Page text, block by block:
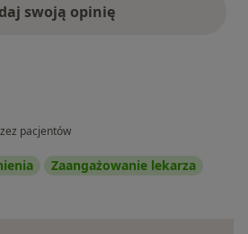
swoją opinię
pacjentów
Zaangażowanie lekarza